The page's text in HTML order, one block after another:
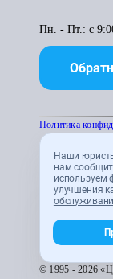
Наши
нам
используем
улучшения
Пн. - Пт.: с
Политика
Правила
© 1995 - 2026